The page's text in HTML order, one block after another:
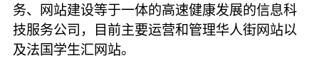
务、网站建设等于一体的高速健康发展的信息科
技服务公司，目前主要运营和管理华人街网站以
及法国学生汇网站。